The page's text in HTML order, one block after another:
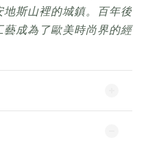
斯山裡的城鎮。百年後
成為了歐美時尚界的經